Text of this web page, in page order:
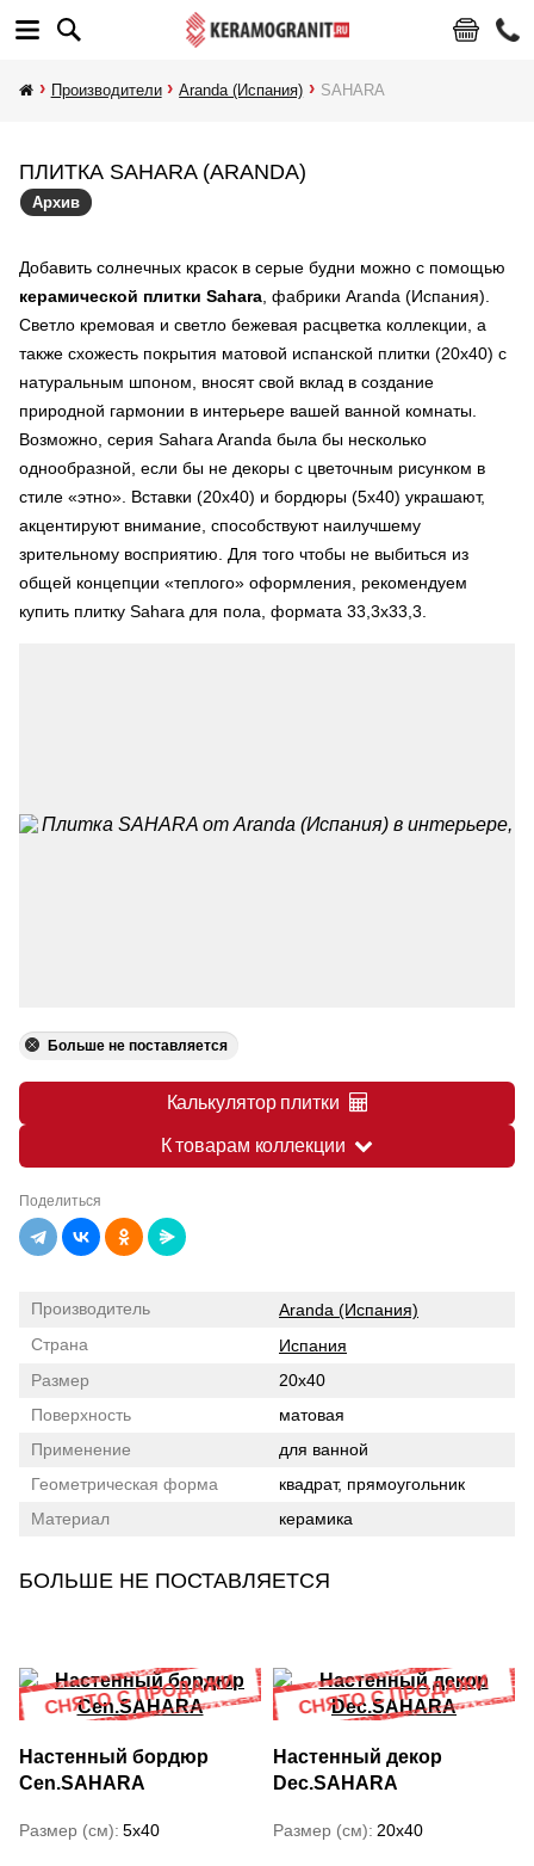
Производители Aranda (Испания) SAHARA
ПЛИТКА SAHARA (ARANDA)
Архив
Добавить солнечных красок в серые будни можно с помощью
керамической плитки Sahara , фабрики Aranda (Испания).
Светло кремовая и светло бежевая расцветка коллекции, а
также схожесть покрытия матовой испанской плитки (20х40) с
натуральным шпоном, вносят свой вклад в создание
природной гармонии в интерьере вашей ванной комнаты.
Возможно, серия Sahara Aranda была бы несколько
однообразной, если бы не декоры с цветочным рисунком в
стиле «этно». Вставки (20х40) и бордюры (5х40) украшают,
акцентируют внимание, способствуют наилучшему
зрительному восприятию. Для того чтобы не выбиться из
общей концепции «теплого» оформления, рекомендуем
купить плитку Sahara для пола, формата 33,3х33,3.
Больше не поставляется
Калькулятор плитки
К товарам коллекции
Поделиться
Производитель
Aranda (Испания)
Страна
Испания
Размер
20x40
Поверхность
матовая
Применение
для ванной
Геометрическая форма
квадрат, прямоугольник
Материал
керамика
БОЛЬШЕ НЕ ПОСТАВЛЯЕТСЯ
Настенный бордюр
Cen.SAHARA
Размер (см) 5x40
Настенный декор
Dec.SAHARA
Размер (см) 20x40